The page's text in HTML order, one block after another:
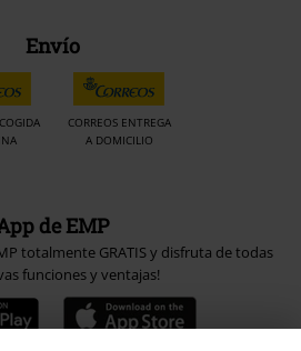
Envío
CORREOS ENTREGA
A DOMICILIO
de EMP
totalmente GRATIS y disfruta de todas
funciones y ventajas!